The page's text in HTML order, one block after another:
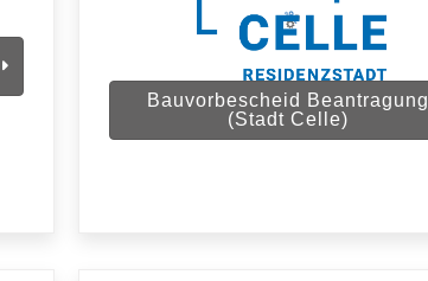
Bauvorbescheid Beantragung
(Stadt Celle)